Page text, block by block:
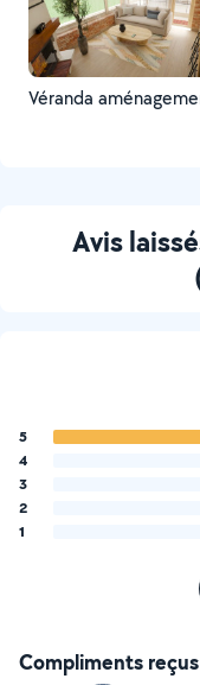
Véranda
Avis
5
4
3
2
1
Compliments reçus